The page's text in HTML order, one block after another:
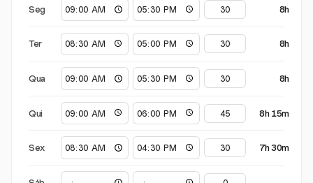
Seg 8h
Ter 8h
Qua 8h
Qui 8h 15m
Sex 7h 30m